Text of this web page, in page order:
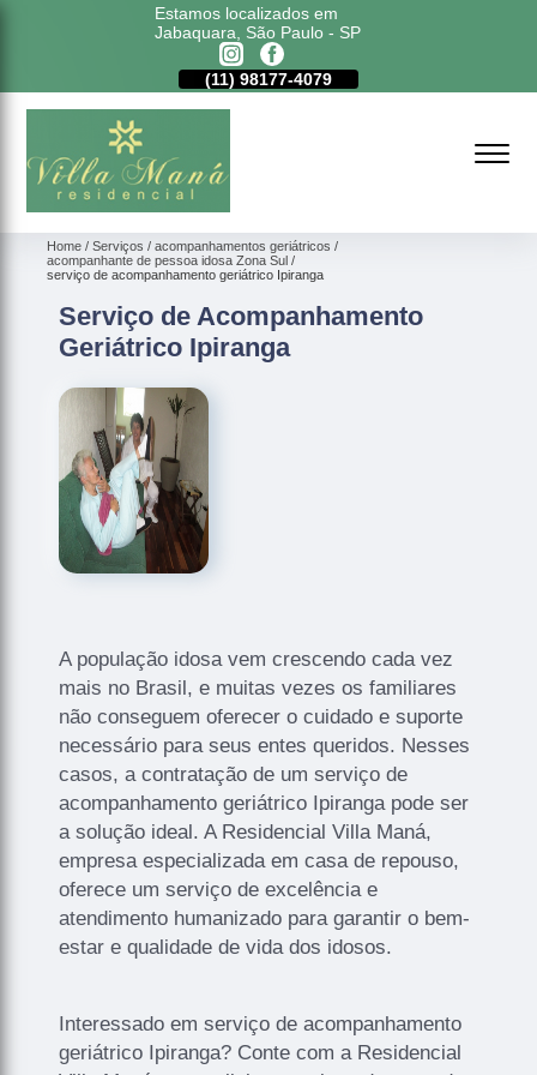
Estamos localizados em
Jabaquara, São Paulo - SP
(11) 98177-4079
Home Serviços
acompanhamentos geriátricos
acompanhante de pessoa idosa Zona Sul
serviço de acompanhamento geriátrico Ipiranga
Serviço de Acompanhamento
Geriátrico Ipiranga
A população idosa vem crescendo cada vez
mais no Brasil, e muitas vezes os familiares
não conseguem oferecer o cuidado e suporte
necessário para seus entes queridos. Nesses
casos, a contratação de um serviço de
acompanhamento geriátrico Ipiranga pode ser
a solução ideal. A Residencial Villa Maná,
empresa especializada em casa de repouso,
oferece um serviço de excelência e
atendimento humanizado para garantir o bem-
estar e qualidade de vida dos idosos.
Interessado em serviço de acompanhamento
geriátrico Ipiranga? Conte com a Residencial